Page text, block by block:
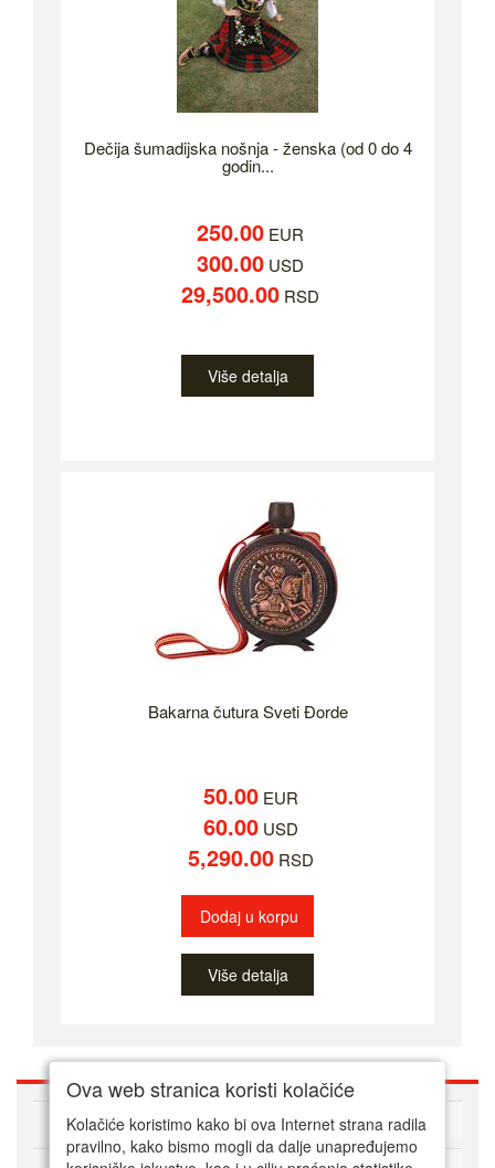
Dečija šumadijska nošnja - ženska (od 0 do 4
godin...
250.00 EUR
300.00 USD
29,500.00 RSD
Više detalja
Bakarna čutura Sveti Đorde
50.00EUR
60.00USD
5,290.00RSD
Dodaj u korpu
Više detalja
O nama
Ova web stranica koristi kolačiće
Kolačiće koristimo kako bi ova Internet strana radila
pravilno, kako bismo mogli da dalje unapređujemo